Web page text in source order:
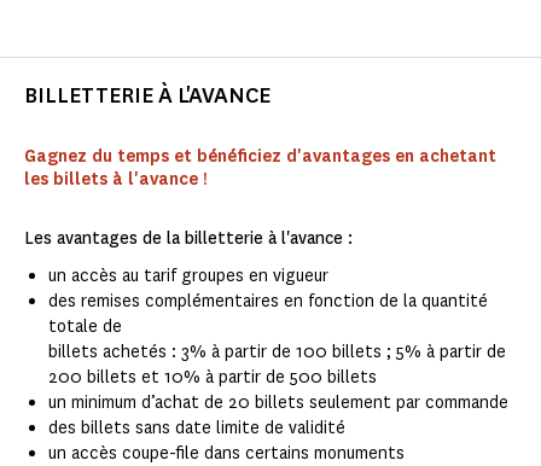
BILLETTERIE À L'AVANCE
Gagnez du temps et bénéficiez d'avantages en achetant
les billets à l'avance !
Les avantages de la billetterie à l'avance :
un accès au tarif groupes en vigueur
des remises complémentaires en fonction de la quantité
totale de
billets achetés : 3% à partir de 100 billets ; 5% à partir de
200 billets et 10% à partir de 500 billets
un minimum d’achat de 20 billets seulement par commande
des billets sans date limite de validité
un accès coupe-file dans certains monuments